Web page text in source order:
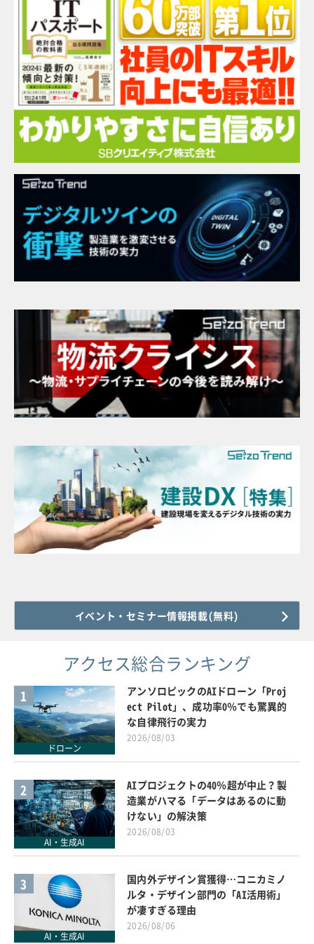
イベント・セミナー情報掲載(無料)
アクセス総合ランキング
1
ドローン
アンソロピックのAIドローン「Proj
ect Pilot」、成功率0％でも驚異的
な自律飛行の実力
2026/08/03
2
AI・生成AI
AIプロジェクトの40％超が中止？製
造業がハマる「データはあるのに動
けない」の解決策
2026/08/03
3
AI・生成AI
国内外デザイン賞獲得…コニカミノ
ルタ・デザイン部門の「AI活用術」
が凄すぎる理由
2026/08/06